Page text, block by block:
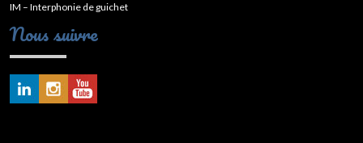
IM – Interphonie de guichet
Nous suivre